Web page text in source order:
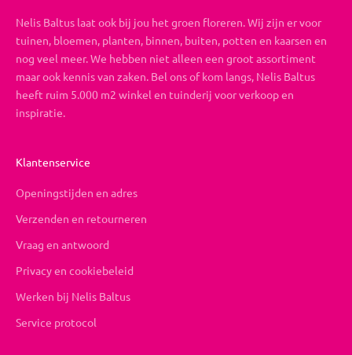
Nelis Baltus laat ook bij jou het groen floreren. Wij zijn er voor
tuinen, bloemen, planten, binnen, buiten, potten en kaarsen en
nog veel meer. We hebben niet alleen een groot assortiment
maar ook kennis van zaken. Bel ons of kom langs, Nelis Baltus
heeft ruim 5.000 m2 winkel en tuinderij voor verkoop en
inspiratie.
Klantenservice
Openingstijden en adres
Verzenden en retourneren
Vraag en antwoord
Privacy en cookiebeleid
Werken bij Nelis Baltus
Service protocol